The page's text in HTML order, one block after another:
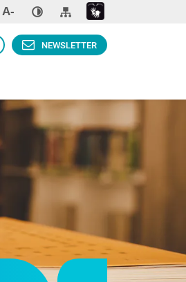
A-
NEWSLETTER